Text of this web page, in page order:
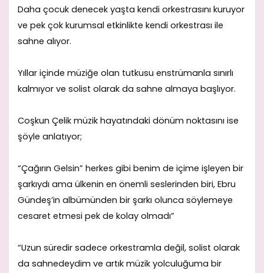
Daha çocuk denecek yaşta kendi orkestrasını kuruyor
ve pek çok kurumsal etkinlikte kendi orkestrası ile
sahne alıyor.
Yıllar içinde müziğe olan tutkusu enstrümanla sınırlı
kalmıyor ve solist olarak da sahne almaya başlıyor.
Coşkun Çelik müzik hayatındaki dönüm noktasını ise
şöyle anlatıyor;
“Çağırın Gelsin” herkes gibi benim de içime işleyen bir
şarkıydı ama ülkenin en önemli seslerinden biri, Ebru
Gündeş’in albümünden bir şarkı olunca söylemeye
cesaret etmesi pek de kolay olmadı”
“Uzun süredir sadece orkestramla değil, solist olarak
da sahnedeydim ve artık müzik yolculuğuma bir